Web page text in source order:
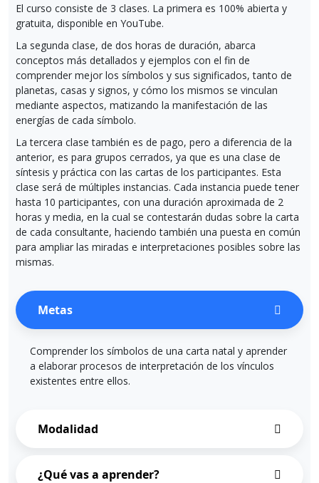
El curso consiste de 3 clases. La primera es 100% abierta y
gratuita, disponible en YouTube.
La segunda clase, de dos horas de duración, abarca
conceptos más detallados y ejemplos con el fin de
comprender mejor los símbolos y sus significados, tanto de
planetas, casas y signos, y cómo los mismos se vinculan
mediante aspectos, matizando la manifestación de las
energías de cada símbolo.
La tercera clase también es de pago, pero a diferencia de la
anterior, es para grupos cerrados, ya que es una clase de
síntesis y práctica con las cartas de los participantes. Esta
clase será de múltiples instancias. Cada instancia puede tener
hasta 10 participantes, con una duración aproximada de 2
horas y media, en la cual se contestarán dudas sobre la carta
de cada consultante, haciendo también una puesta en común
para ampliar las miradas e interpretaciones posibles sobre las
mismas.
Metas
Comprender los símbolos de una carta natal y aprender
a elaborar procesos de interpretación de los vínculos
existentes entre ellos.
Modalidad
¿Qué vas a aprender?